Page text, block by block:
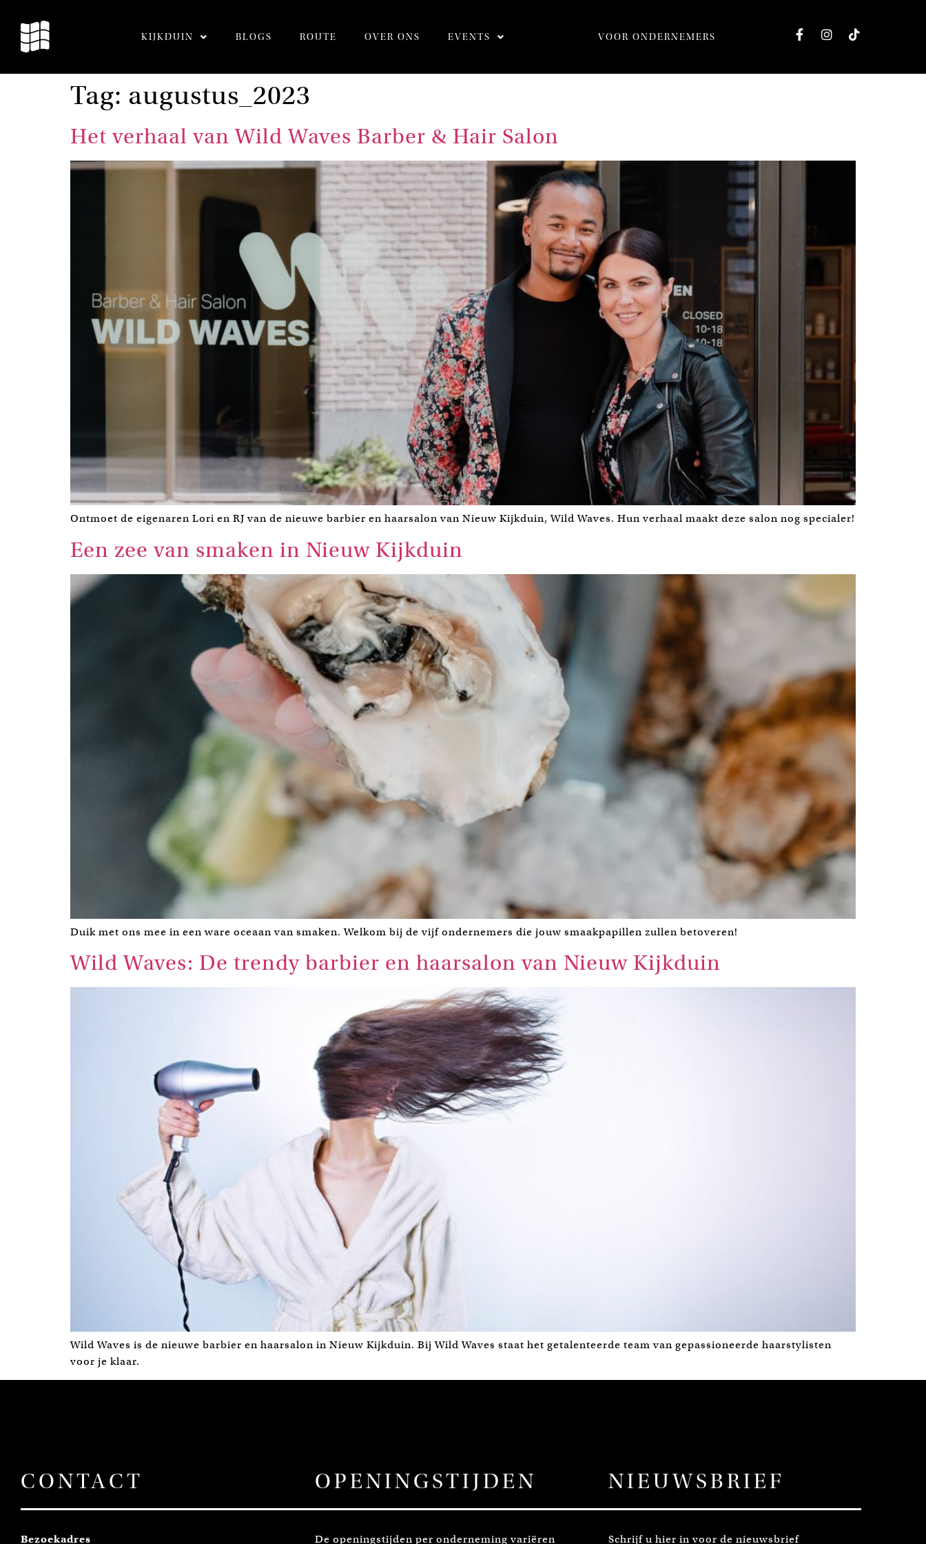
KIJKDUIN BLOGS ROUTE OVER ONS EVENTS VOOR ONDERNEMERS
Tag: augustus_2023
Het verhaal van Wild Waves Barber & Hair Salon
Ontmoet de eigenaren Lori en RJ van de nieuwe barbier en haarsalon van Nieuw Kijkduin, Wild Waves. Hun verhaal maakt deze salon nog specialer!
Een zee van smaken in Nieuw Kijkduin
Duik met ons mee in een ware oceaan van smaken. Welkom bij de vijf ondernemers die jouw smaakpapillen zullen betoveren!
Wild Waves: De trendy barbier en haarsalon van Nieuw Kijkduin
Wild Waves is de nieuwe barbier en haarsalon in Nieuw Kijkduin. Bij Wild Waves staat het getalenteerde team van gepassioneerde haarstylisten
voor je klaar.
CONTACT
Bezoekadres
OPENINGSTIJDEN
De openingstijden per onderneming variëren
NIEUWSBRIEF
Schrijf u hier in voor de nieuwsbrief